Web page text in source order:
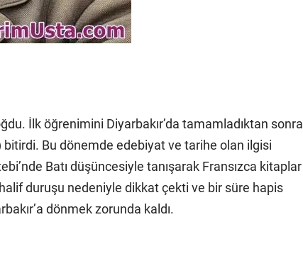
İlk öğrenimini Diyarbakır’da tamamladıktan sonra
Bu dönemde edebiyat ve tarihe olan ilgisi
Batı düşüncesiyle tanışarak Fransızca kitaplar
duruşu nedeniyle dikkat çekti ve bir süre hapis
dönmek zorunda kaldı.